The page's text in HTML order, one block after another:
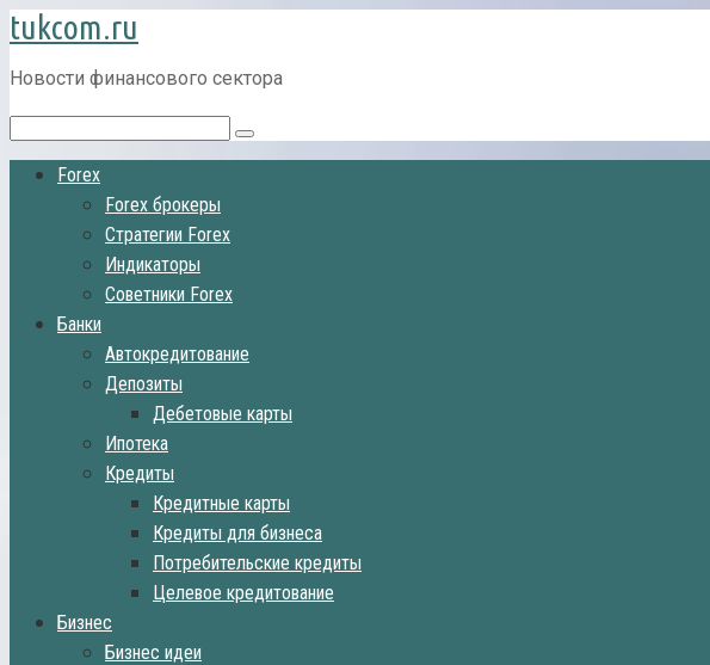
Перейти
к
контенту
tukcom.ru
Новости финансового сектора
Поиск:
Forex
Forex брокеры
Стратегии Forex
Индикаторы
Советники Forex
Банки
Автокредитование
Депозиты
Дебетовые карты
Ипотека
Кредиты
Кредитные карты
Кредиты для бизнеса
Потребительские кредиты
Целевое кредитование
Бизнес
Бизнес идеи